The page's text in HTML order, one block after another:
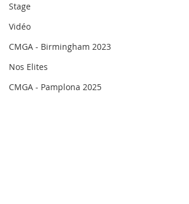
Stage
Vidéo
CMGA - Birmingham 2023
Nos Elites
CMGA - Pamplona 2025